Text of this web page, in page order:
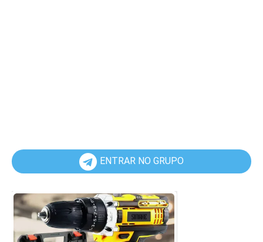
ENTRAR NO GRUPO